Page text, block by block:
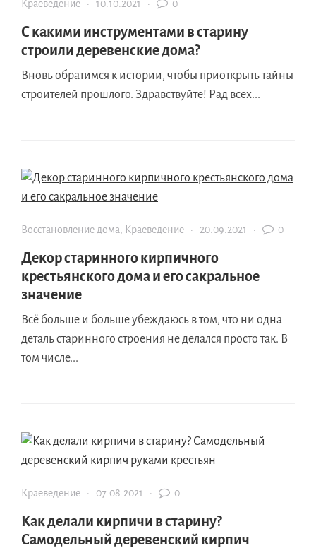
Краеведение · 10.10.2021 · 0
С какими инструментами в старину
строили деревенские дома?
Вновь обратимся к истории, чтобы приоткрыть тайны
строителей прошлого. Здравствуйте! Рад всех...
Восстановление дома Краеведение · 20.09.2021 · 0
Декор старинного кирпичного
крестьянского дома и его сакральное
значение
Всё больше и больше убеждаюсь в том, что ни одна
деталь старинного строения не делался просто так. В
том числе...
Краеведение · 07.08.2021 · 0
Как делали кирпичи в старину?
Самодельный деревенский кирпич